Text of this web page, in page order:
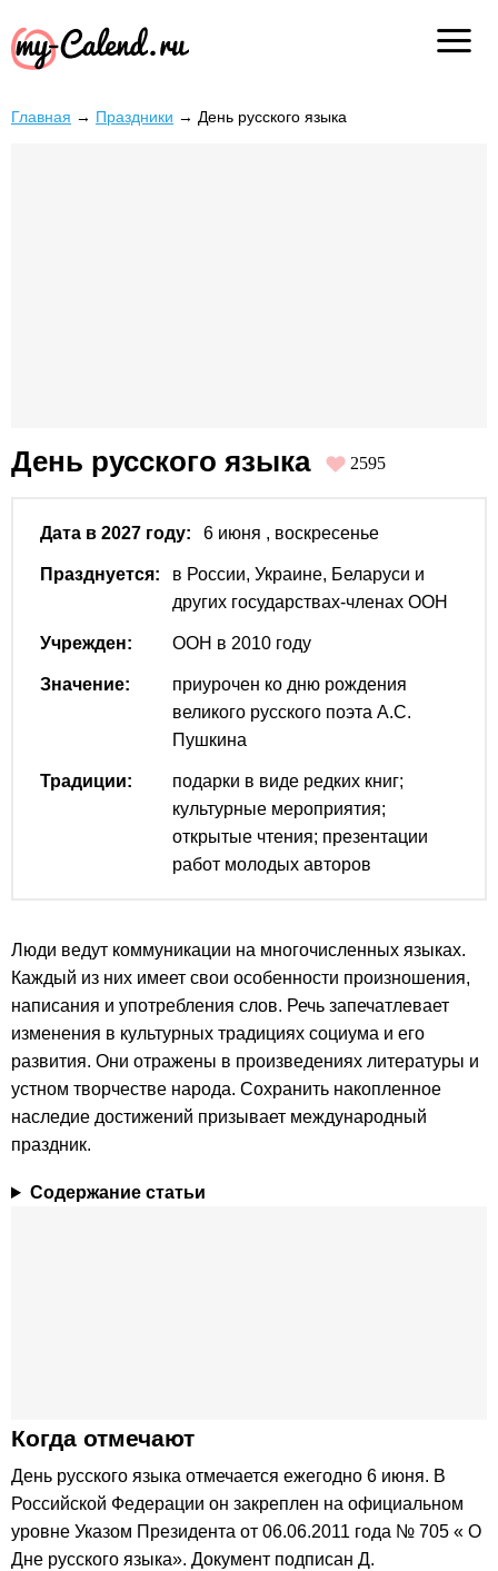
Главная → Праздники → День русского языка
День русского языка 2595
Дата в 2027 году: 6 июня , воскресенье
Празднуется:
в России, Украине, Беларуси и
других государствах-членах ООН
Учрежден: ООН в 2010 году
Значение:
приурочен ко дню рождения
великого русского поэта А.С.
Пушкина
Традиции:
подарки в виде редких книг;
культурные мероприятия;
открытые чтения; презентации
работ молодых авторов
Люди ведут коммуникации на многочисленных языках.
Каждый из них имеет свои особенности произношения,
написания и употребления слов. Речь запечатлевает
изменения в культурных традициях социума и его
развития. Они отражены в произведениях литературы и
устном творчестве народа. Сохранить накопленное
наследие достижений призывает международный
праздник.
Содержание статьи
Когда отмечают
День русского языка отмечается ежегодно 6 июня. В
Российской Федерации он закреплен на официальном
уровне Указом Президента от 06.06.2011 года № 705 « О
Дне русского языка». Документ подписан Д.